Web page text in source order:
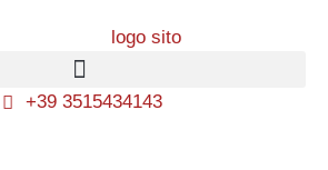
+39 3515434143